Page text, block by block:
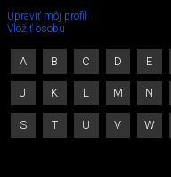
Upraviť môj profil
Vložiť osobu
A B C D E
J K L M N
S T U V W